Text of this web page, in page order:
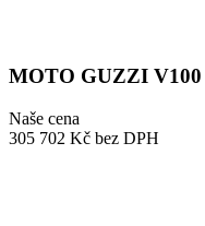
MOTO GUZZI V100
Naše cena
305 702 Kč bez DPH